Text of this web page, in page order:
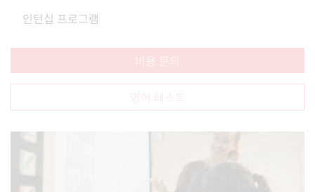
인턴십 프로그램
비용 문의
영어 테스트